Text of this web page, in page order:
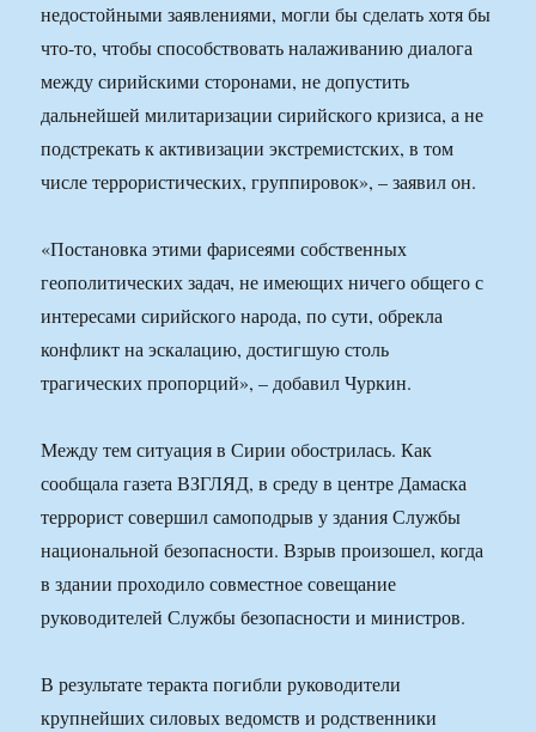
недостойными заявлениями, могли бы сделать хотя бы
что-то, чтобы способствовать налаживанию диалога
между сирийскими сторонами, не допустить
дальнейшей милитаризации сирийского кризиса, а не
подстрекать к активизации экстремистских, в том
числе террористических, группировок», – заявил он.
«Постановка этими фарисеями собственных
геополитических задач, не имеющих ничего общего с
интересами сирийского народа, по сути, обрекла
конфликт на эскалацию, достигшую столь
трагических пропорций», – добавил Чуркин.
Между тем ситуация в Сирии обострилась. Как
сообщала газета ВЗГЛЯД, в среду в центре Дамаска
террорист совершил самоподрыв у здания Службы
национальной безопасности. Взрыв произошел, когда
в здании проходило совместное совещание
руководителей Службы безопасности и министров.
В результате теракта погибли руководители
крупнейших силовых ведомств и родственники